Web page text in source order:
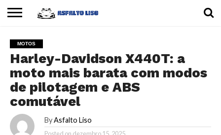
CARROS
MOTOS
DICAS
MOTOS
Harley-Davidson X440T: a
moto mais barata com modos
de pilotagem e ABS
comutável
By Asfalto Liso